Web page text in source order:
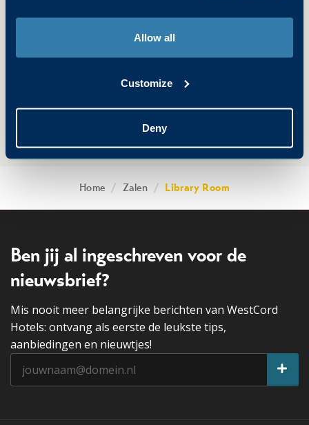
Allow all
Customize
Deny
Home / Zalen / Library Room
Ben jij al ingeschreven voor de
nieuwsbrief?
Mis nooit meer belangrijke berichten van WestCord
Hotels: ontvang als eerste de leukste tips,
aanbiedingen en nieuwtjes!